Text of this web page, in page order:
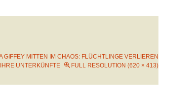
GIFFEY MITTEN IM CHAOS: FLÜCHTLINGE VERLIEREN
IHRE UNTERKÜNFTE
FULL RESOLUTION (620 × 413)